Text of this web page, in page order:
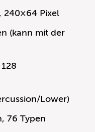
240×64 Pixel
(kann mit der
Lower)
76 Typen